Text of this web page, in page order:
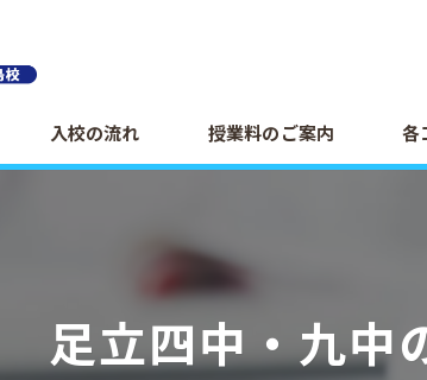
入校の流れ 授業料のご案内 各
足立四中・九中